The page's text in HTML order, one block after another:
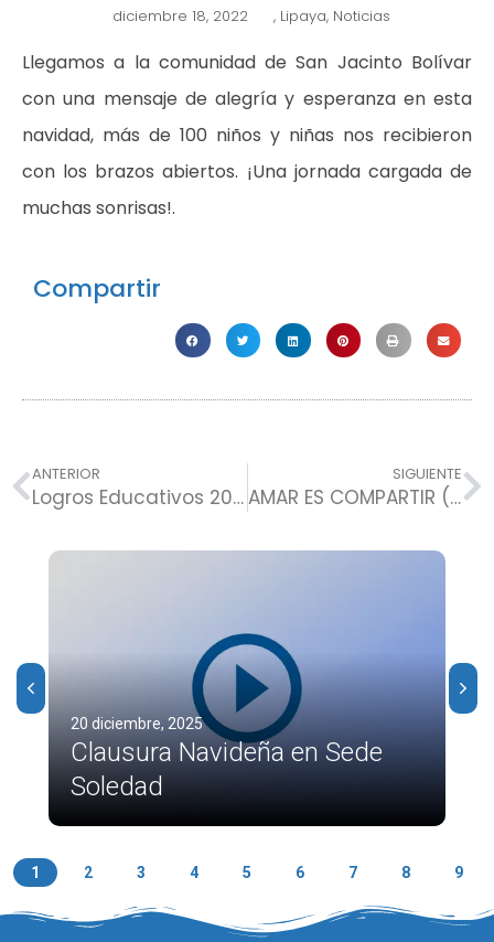
diciembre 18, 2022 , Lipaya, Noticias
Llegamos a la comunidad de San Jacinto Bolívar
con una mensaje de alegría y esperanza en esta
navidad, más de 100 niños y niñas nos recibieron
con los brazos abiertos. ¡Una jornada cargada de
muchas sonrisas!.
Compartir
ANTERIOR
Logros Educativos 2022
SIGUIENTE
AMAR ES COMPARTIR (Cabica)
20 diciembre, 2025
Clausura Navideña en Sede
Soledad
1 2 3 4 5 6 7 8 9